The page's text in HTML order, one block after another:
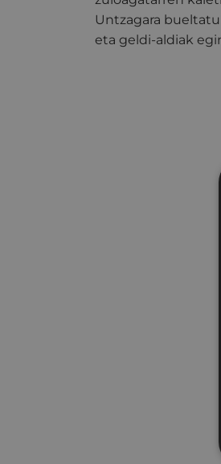
Untzagara
eta geldi-aldiak